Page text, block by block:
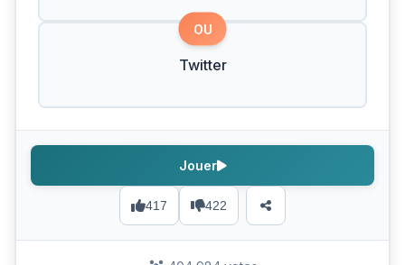
OU
Twitter
417 422
Jouer